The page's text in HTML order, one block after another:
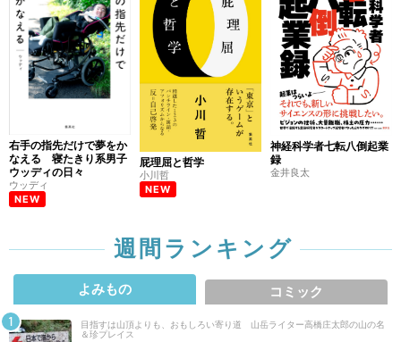
右手の指先だけで夢をか
なえる 寝たきり系男子
ウッディの日々
ウッディ
NEW
屁理屈と哲学
小川哲
NEW
神経科学者七転八倒起業
録
金井良太
週間ランキング
よみもの コミック
目指すは山頂よりも、おもしろい寄り道 山岳ライター高橋庄太郎の山の名
＆珍プレイス